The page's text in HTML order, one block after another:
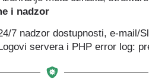
i nadzor
7 nadzor dostupnosti, e-mail/
Logovi servera i PHP error log: